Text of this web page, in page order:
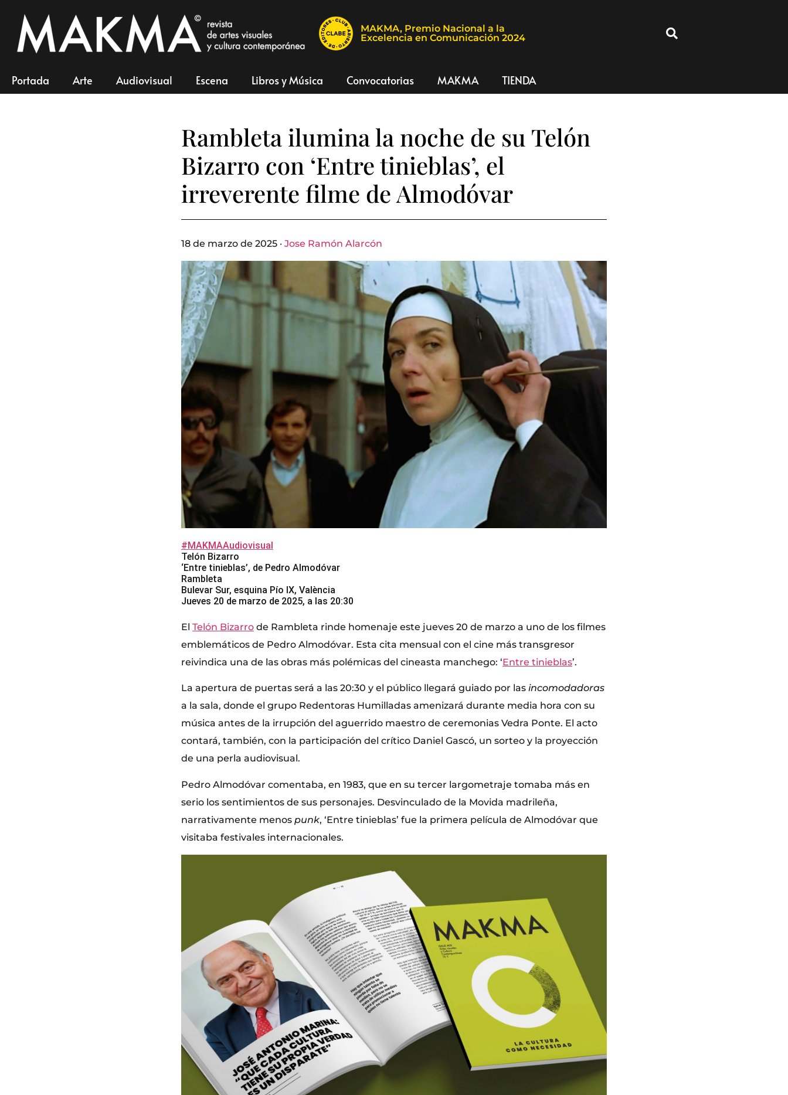
MAKMA, Premio Nacional a la
Excelencia en Comunicación 2024
Portada Arte Audiovisual Escena Libros y Música Convocatorias MAKMA TIENDA
Rambleta ilumina la noche de su Telón
Bizarro con ‘Entre tinieblas’, el
irreverente filme de Almodóvar
18 de marzo de 2025 · Jose Ramón Alarcón
#MAKMAAudiovisual
Telón Bizarro
‘Entre tinieblas’, de Pedro Almodóvar
Rambleta
Bulevar Sur, esquina Pío IX, València
Jueves 20 de marzo de 2025, a las 20:30
El Telón Bizarro de Rambleta rinde homenaje este jueves 20 de marzo a uno de los filmes
emblemáticos de Pedro Almodóvar. Esta cita mensual con el cine más transgresor
reivindica una de las obras más polémicas del cineasta manchego: ‘Entre tinieblas’.
La apertura de puertas será a las 20:30 y el público llegará guiado por las incomodadoras
a la sala, donde el grupo Redentoras Humilladas amenizará durante media hora con su
música antes de la irrupción del aguerrido maestro de ceremonias Vedra Ponte. El acto
contará, también, con la participación del crítico Daniel Gascó, un sorteo y la proyección
de una perla audiovisual.
Pedro Almodóvar comentaba, en 1983, que en su tercer largometraje tomaba más en
serio los sentimientos de sus personajes. Desvinculado de la Movida madrileña,
narrativamente menos punk, ‘Entre tinieblas’ fue la primera película de Almodóvar que
visitaba festivales internacionales.